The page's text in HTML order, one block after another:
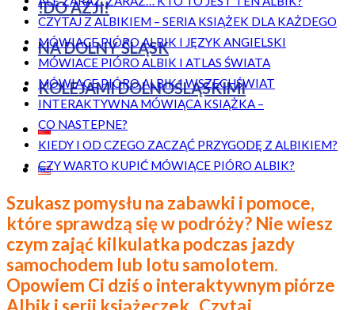
!DO AZJI!
NA DOLNY ŚLĄSK
KOLEJAMI DOLNOŚLĄSKIMI
CZYTAJ Z ALBIKIEM – SERIA KSIĄŻEK DLA KAŻDEGO
MÓWIACE PIÓRO ALBIK I JĘZYK ANGIELSKI
MÓWIACE PIÓRO ALBIK I ATLAS ŚWIATA
MÓWIACE PIÓRO ALBIK I WSZECHŚWIAT
INTERAKTYWNA MÓWIĄCA KSIĄŻKA –
CO NASTEPNE?
KIEDY I OD CZEGO ZACZĄĆ PRZYGODĘ Z ALBIKIEM?
CZY WARTO KUPIĆ MÓWIĄCE PIÓRO ALBIK?
Szukasz pomysłu na zabawki i pomoce,
które sprawdzą się w podróży? Nie wiesz
czym zająć kilkulatka podczas jazdy
samochodem lub lotu samolotem.
Opowiem Ci dziś o interaktywnym piórze